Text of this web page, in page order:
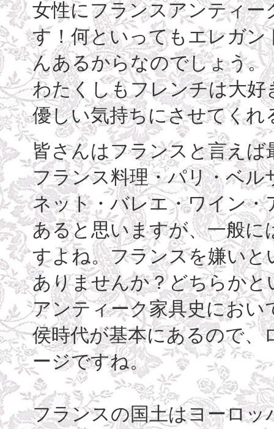
女性にフランスアンティ
す！何といってもエレガ
んあるからなのでしょう。
わたくしもフレンチは大
優しい気持ちにさせてく
皆さんはフランスと言え
フランス料理・パリ・ベ
ネット・バレエ・ワイン
あると思いますが、一般
すよね。フランスを嫌い
ありませんか？どちらか
アンティーク家具史にお
侯時代が基本にあるので
ージですね。
フランスの国土はヨーロ